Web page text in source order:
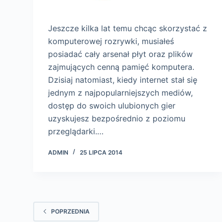
Jeszcze kilka lat temu chcąc skorzystać z
komputerowej rozrywki, musiałeś
posiadać cały arsenał płyt oraz plików
zajmujących cenną pamięć komputera.
Dzisiaj natomiast, kiedy internet stał się
jednym z najpopularniejszych mediów,
dostęp do swoich ulubionych gier
uzyskujesz bezpośrednio z poziomu
przeglądarki.…
ADMIN 25 LIPCA 2014
POPRZEDNIA